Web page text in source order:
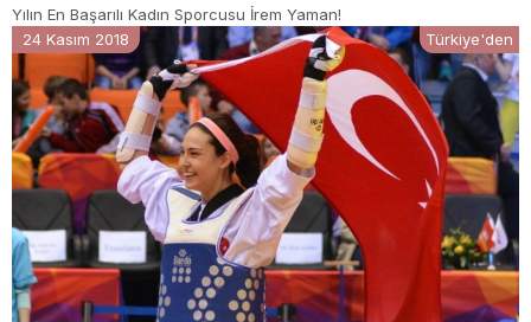
Yılın En Başarılı Kadın Sporcusu İrem Yaman!
24 Kasım 2018
Türkiye'den